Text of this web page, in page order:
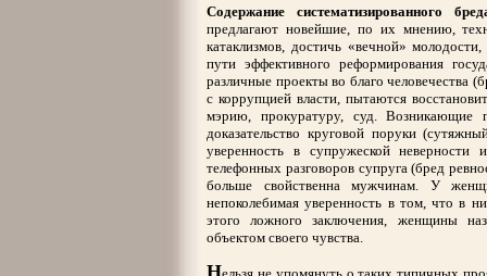
Содержание систематизированного
предлагают новейшие, по их мнению,
катаклизмов, достичь «вечной»
пути эффективного реформирования
различные проекты во благо человечества
с коррупцией власти, пытаются
мэрию, прокуратуру, суд. Возникающие
доказательство круговой поруки
уверенность в супружеской неверности
телефонных разговоров супруга (бред
больше свойственна мужчинам. У
непоколебимая уверенность в том, что в
этого ложного заключения, женщины
объектом своего чувства.
Н